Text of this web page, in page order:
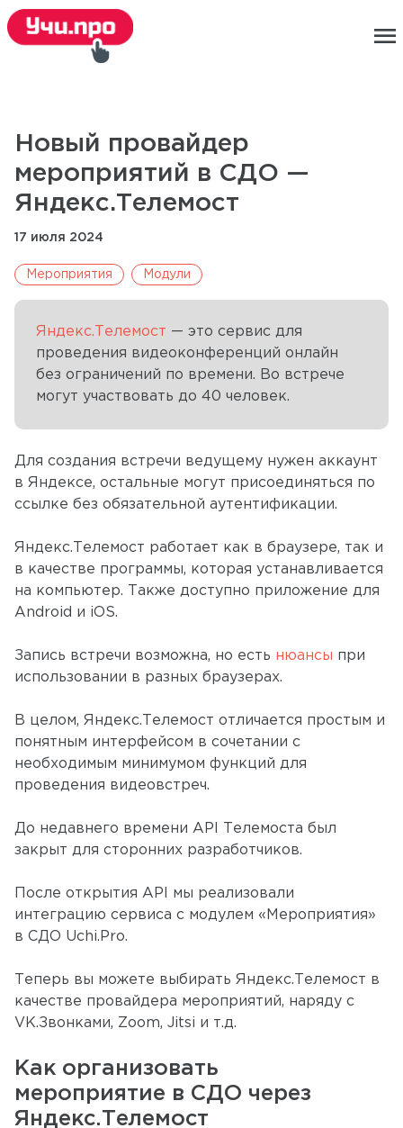
menu
Новый провайдер
мероприятий в СДО —
Яндекс.Телемост
17 июля 2024
Мероприятия Модули
Яндекс.Телемост — это сервис для
проведения видеоконференций онлайн
без ограничений по времени. Во встрече
могут участвовать до 40 человек.
Для создания встречи ведущему нужен аккаунт
в Яндексе, остальные могут присоединяться по
ссылке без обязательной аутентификации.
Яндекс.Телемост работает как в браузере, так и
в качестве программы, которая устанавливается
на компьютер. Также доступно приложение для
Android и iOS.
Запись встречи возможна, но есть нюансы при
использовании в разных браузерах.
В целом, Яндекс.Телемост отличается простым и
понятным интерфейсом в сочетании с
необходимым минимумом функций для
проведения видеовстреч.
До недавнего времени API Телемоста был
закрыт для сторонних разработчиков.
После открытия API мы реализовали
интеграцию сервиса с модулем «Мероприятия»
в СДО Uchi.Pro.
Теперь вы можете выбирать Яндекс.Телемост в
качестве провайдера мероприятий, наряду с
VK.Звонками, Zoom, Jitsi и т.д.
Как организовать
мероприятие в СДО через
Яндекс.Телемост